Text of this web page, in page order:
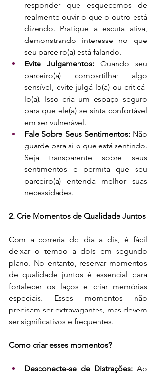
responder que esquecemos de
realmente ouvir o que o outro está
dizendo. Pratique a escuta ativa,
demonstrando interesse no que
seu parceiro(a) está falando.
Evite Julgamentos: Quando seu
parceiro(a) compartilhar algo
sensível, evite julgá-lo(a) ou criticá-
lo(a). Isso cria um espaço seguro
para que ele(a) se sinta confortável
em ser vulnerável.
Fale Sobre Seus Sentimentos: Não
guarde para si o que está sentindo.
Seja transparente sobre seus
sentimentos e permita que seu
parceiro(a) entenda melhor suas
necessidades.
2. Crie Momentos de Qualidade Juntos
Com a correria do dia a dia, é fácil
deixar o tempo a dois em segundo
plano. No entanto, reservar momentos
de qualidade juntos é essencial para
fortalecer os laços e criar memórias
especiais. Esses momentos não
precisam ser extravagantes, mas devem
ser significativos e frequentes.
Como criar esses momentos?
Desconecte-se de Distrações: Ao